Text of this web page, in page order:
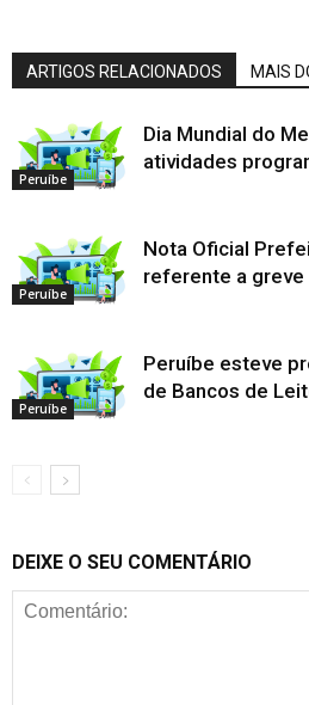
ARTIGOS RELACIONADOS MAIS
Peruíbe
Dia Mundial do
atividades
Peruíbe
Nota Oficial
referente a
Peruíbe
Peruíbe esteve
de Bancos de
DEIXE O SEU COMENTÁRIO